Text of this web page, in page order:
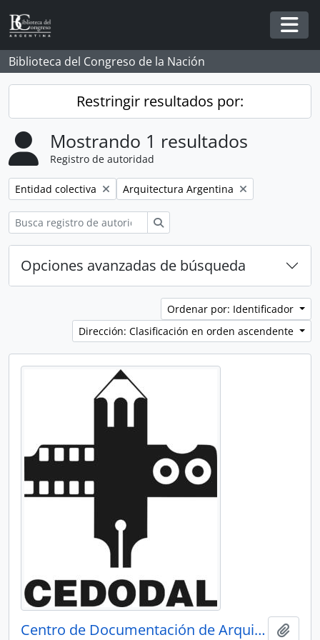
Skip to main content
Biblioteca del Congreso de la Nación
Restringir resultados por:
Mostrando 1 resultados
Registro de autoridad
Remove filter:
Entidad colectiva Remove filter:
Arquitectura Argentina
Opciones avanzadas de búsqueda
Ordenar por: Identificador
Dirección: Clasificación en orden ascendente
Centro de Documentación de Arquitectura Latinoamericana - CEDODAL